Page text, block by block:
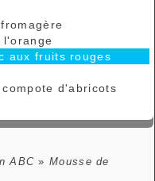
l'orange
aux fruits rouges
d'abricots
ABC»Mousse de